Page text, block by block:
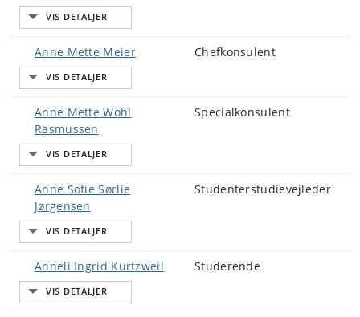
Anne Mette Meier Chefkonsulent
Anne Mette Wohl
Rasmussen
Specialkonsulent
Anne Sofie Sørlie
Jørgensen
Studenterstudievejleder
Anneli Ingrid Kurtzweil Studerende